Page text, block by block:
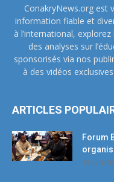
ConakryNews.org est
information fiable et
à l’international,
des analyses sur
sponsorisés via nos
à des vidéos
ARTICLES
Forum
19 avril